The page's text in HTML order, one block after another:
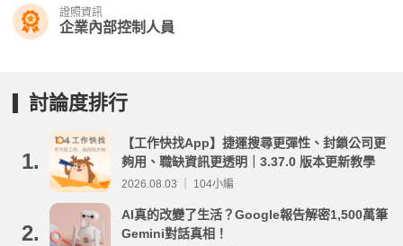
證照資訊
企業內部控制人員
討論度排行
1.
【工作快找App】捷運搜尋更彈性、封鎖公司更
夠用、職缺資訊更透明｜3.37.0 版本更新教學
2026.08.03 ｜ 104小編
2.
AI真的改變了生活？Google報告解密1,500萬筆
Gemini對話真相！